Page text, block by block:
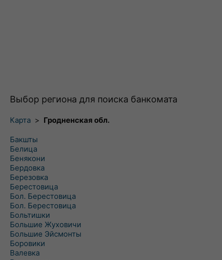
Выбор региона для поиска банкомата
Карта > Гродненская обл.
Бакшты
Белица
Бенякони
Бердовка
Березовка
Берестовица
Бол. Берестовица
Бол. Берестовица
Больтишки
Большие Жуховичи
Большие Эйсмонты
Боровики
Валевка